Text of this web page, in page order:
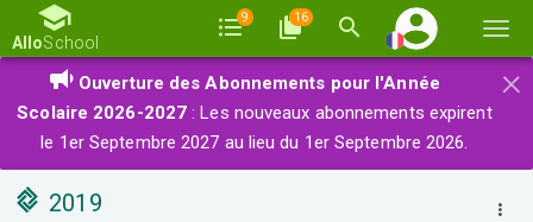
la
AlloSchool
9 16
×
Ouverture des Abonnements pour l'Année
Scolaire 2026-2027 : Les nouveaux abonnements expirent
le 1er Septembre 2027 au lieu du 1er Septembre 2026.
2019